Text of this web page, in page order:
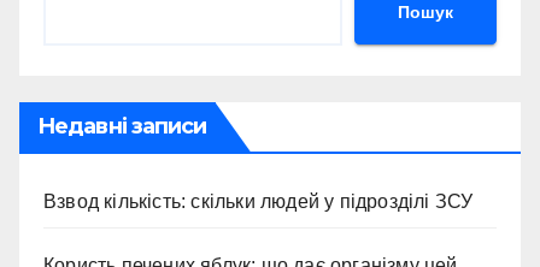
Пошук
Недавні записи
Взвод кількість: скільки людей у підрозділі ЗСУ